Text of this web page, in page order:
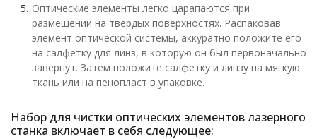
Оптические элементы легко царапаются при
размещении на твердых поверхностях. Распаковав
элемент оптической системы, аккуратно положите его
на салфетку для линз, в которую он был первоначально
завернут. Затем положите салфетку и линзу на мягкую
ткань или на пенопласт в упаковке.
Набор для чистки оптических элементов лазерного
станка включает в себя следующее: